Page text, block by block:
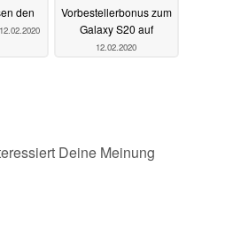
den
12.02.2020
Vorbestellerbonus zum
Galaxy S20 auf
12.02.2020
Deine Meinung